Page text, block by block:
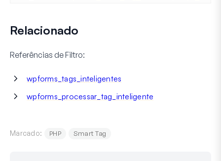
Relacionado
Referências de Filtro:
wpforms_tags_inteligentes
wpforms_processar_tag_inteligente
Marcado: PHP Smart Tag